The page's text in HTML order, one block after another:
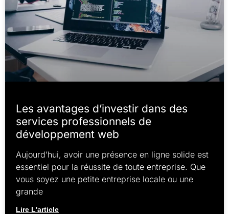
Les avantages d’investir dans des
services professionnels de
développement web
Aujourd’hui, avoir une présence en ligne solide est
essentiel pour la réussite de toute entreprise. Que
vous soyez une petite entreprise locale ou une
grande
Lire L'article